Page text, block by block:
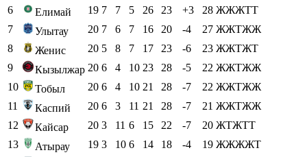
6
Елимай 19 7 7 5 26 23 +3 28 ЖЖЖТТ
7
Улытау 20 7 6 7 16 20 -4 27 ЖЖТЖЖ
8
Женис 20 5 8 7 17 23 -6 23 ЖЖТЖТ
9
Кызылжар 20 6 4 10 23 28 -5 22 ЖЖТЖЖ
10
Тобыл 20 6 4 10 21 28 -7 22 ЖЖТЖЖ
11
Каспий 20 6 3 11 21 28 -7 21 ЖЖТЖЖ
12
Кайсар 20 3 11 6 15 22 -7 20 ЖТЖТТ
13
Атырау 19 3 10 6 14 18 -4 19 ЖЖЖЖТ